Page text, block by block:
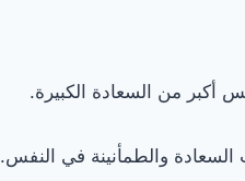
أكبر من السعادة الكبيرة.
السعادة والطمأنينة في النفس.